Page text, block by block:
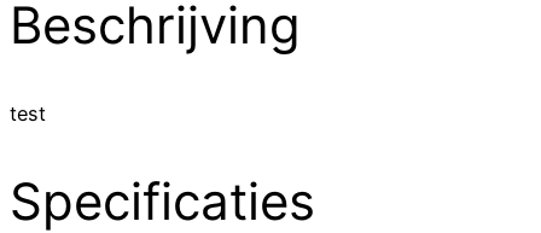
Beschrijving
test
Specificaties